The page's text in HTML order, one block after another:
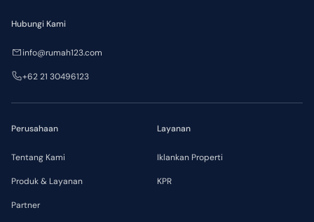
Perusahaan
Tentang Kami
Produk & Layanan
Partner
Layanan
Iklankan Properti
KPR
Hubungi Kami
info@rumah123.com
+62 21 30496123